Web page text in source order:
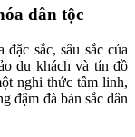
dân tộc
sắc, sâu sắc của
du khách và tín đồ
nghi thức tâm linh,
đậm đà bản sắc dân